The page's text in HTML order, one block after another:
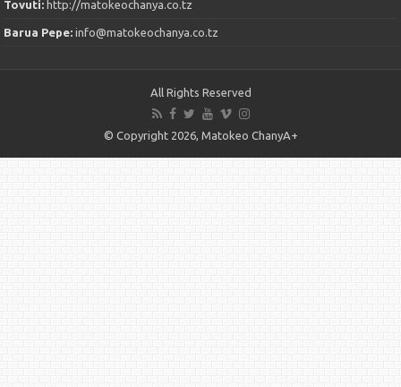
Tovuti: http://matokeochanya.co.tz
Barua Pepe:info@matokeochanya.co.tz
All Rights Reserved
© Copyright 2026, Matokeo ChanyA+